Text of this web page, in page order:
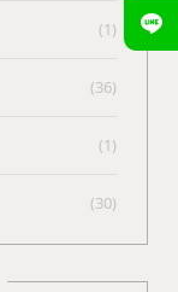
(1)
(36)
(1)
(30)